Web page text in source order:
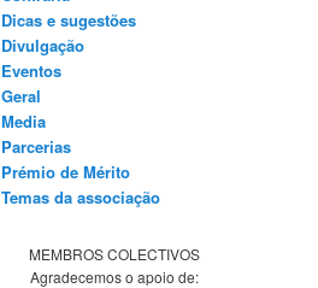
Dicas e sugestões
Divulgação
Eventos
Geral
Media
Parcerias
Prémio de Mérito
Temas da associação
MEMBROS COLECTIVOS
Agradecemos o apoio de: